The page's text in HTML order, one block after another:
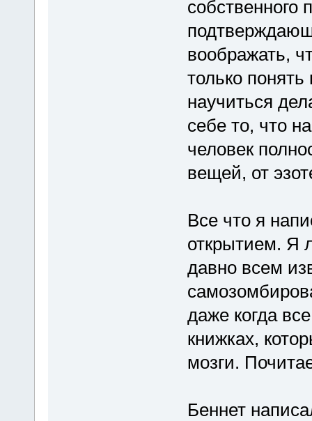
собственного
воображать,
только
научиться
себе то, что
человек
вещей, от
Все что я
открытием. Я
давно всем
даже когда
книжках,
мозги.
Беннет